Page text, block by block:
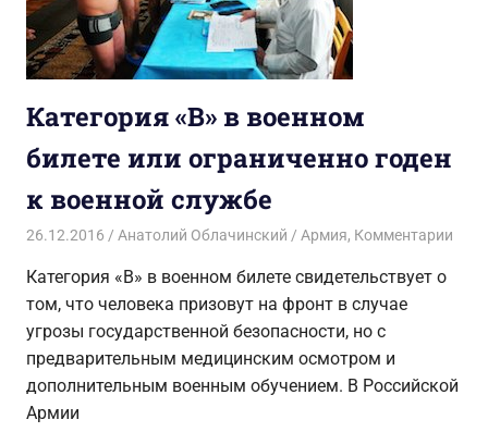
Категория «В» в военном
билете или ограниченно годен
к военной службе
26.12.2016 Анатолий Облачинский Армия, Комментарии
Категория «В» в военном билете свидетельствует о
том, что человека призовут на фронт в случае
угрозы государственной безопасности, но с
предварительным медицинским осмотром и
дополнительным военным обучением. В Российской
Армии